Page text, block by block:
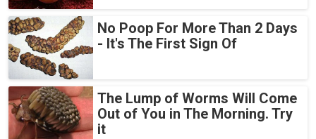
No Poop For More Than 2 Days
- It's The First Sign Of
The Lump of Worms Will Come
Out of You in The Morning. Try
it